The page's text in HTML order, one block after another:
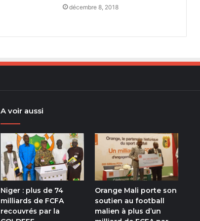
décembre 8, 2018
A voir aussi
Niger : plus de 74
milliards de FCFA
recouvrés par la
Orange Mali porte son
soutien au football
malien à plus d’un